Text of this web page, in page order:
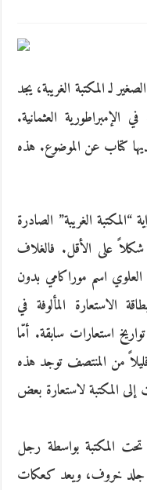
لـ المكتبة الغريبة، يجد
العثمانية.
كتاب عن الموضوع. هذه
“المكتبة الغريبة” الصادرة
على الأقل. فالغلاف
اسم موراكامي بدون
الاستعارة المألوفة في
استعارات سابقة. أمّا
من المنتصف توجد هذه
المكتبة لاستعارة بعض
المكتبة بواسطة رجل
جلد خروف، ويعد كعكات